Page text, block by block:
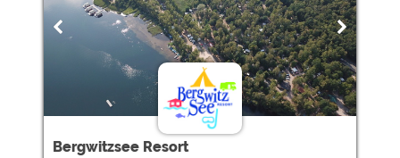
Bergwitzsee Resort